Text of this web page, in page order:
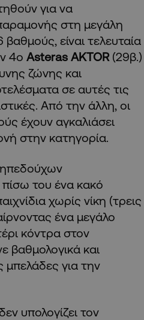
για να
στη μεγάλη
είναι τελευταία
4ο Asteras AKTOR (29β.)
ζώνης και
σε αυτές τις
Από την άλλη, οι
έχουν αγκαλιάσει
στην κατηγορία.
του ένα κακό
χωρίς νίκη (τρεις
ένα μεγάλο
κόντρα στον
βαθμολογικά και
για την
υπολογίζει τον